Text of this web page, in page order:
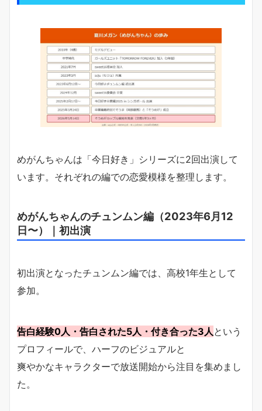
めがんちゃんは「今日好き」シリーズに2回出演して
います。それぞれの編での恋愛模様を整理します。
めがんちゃんのチュンムン編（2023年6月12
日〜）｜初出演
初出演となったチュンムン編では、高校1年生として
参加。
告白経験0人・告白された5人・付き合った3人という
プロフィールで、ハーフのビジュアルと
爽やかなキャラクターで放送開始から注目を集めまし
た。